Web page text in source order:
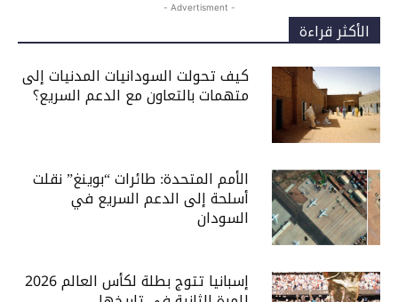
- Advertisment -
الأكثر قراءة
كيف تحولت السودانيات المدنيات إلى
متهمات بالتعاون مع الدعم السريع؟
الأمم المتحدة: طائرات “بوينغ” نقلت
أسلحة إلى الدعم السريع في
السودان
إسبانيا تتوج بطلة لكأس العالم 2026